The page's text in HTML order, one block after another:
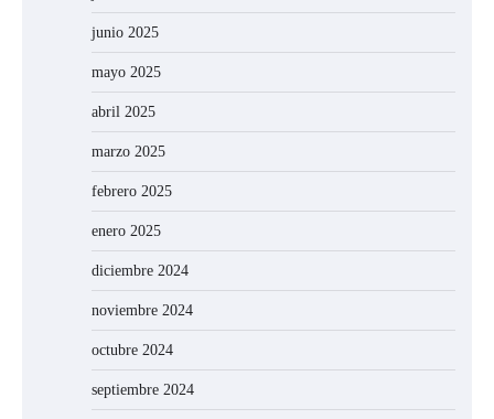
junio 2025
mayo 2025
abril 2025
marzo 2025
febrero 2025
enero 2025
diciembre 2024
noviembre 2024
octubre 2024
septiembre 2024